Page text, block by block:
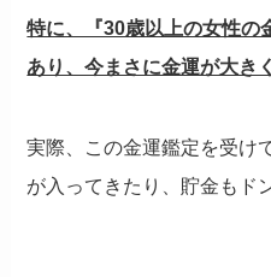
特に、『30歳以上の女性の
あり、今まさに金運が大き
実際、この金運鑑定を受け
が入ってきたり、貯金もド